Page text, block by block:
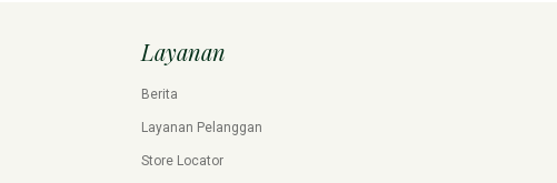
Layanan
Berita
Layanan Pelanggan
Store Locator